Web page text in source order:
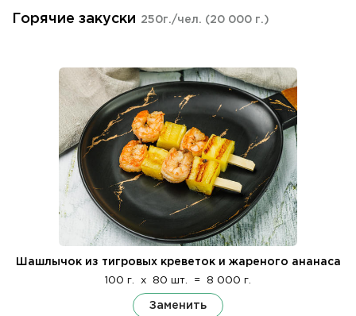
Горячие закуски 250г./чел. (20 000 г.)
Шашлычок из тигровых креветок и жареного ананаса
100 г. x 80 шт. = 8 000 г.
Заменить